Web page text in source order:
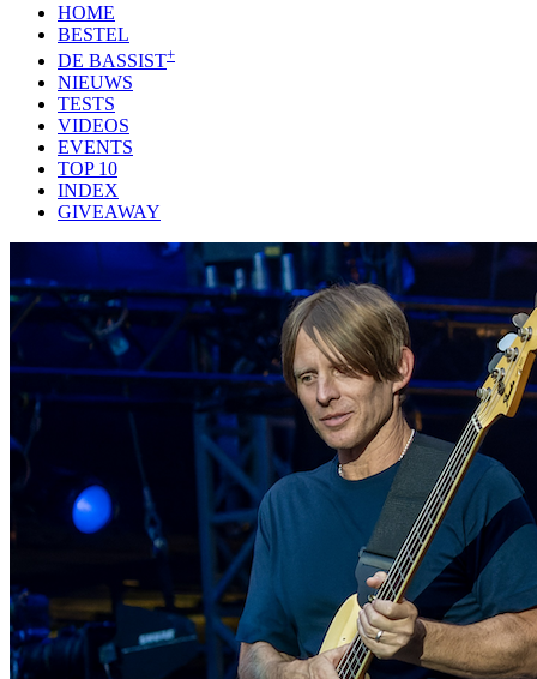
HOME
BESTEL
DE BASSIST+
NIEUWS
TESTS
VIDEOS
EVENTS
TOP 10
INDEX
GIVEAWAY